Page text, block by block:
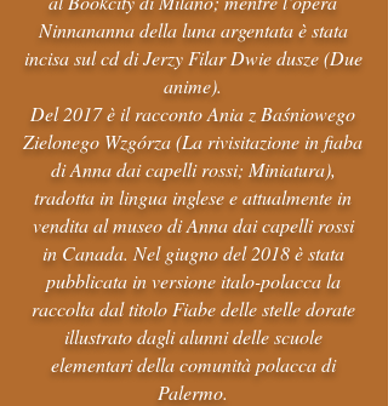
Ninnananna della luna argentata è stata
incisa sul cd di Jerzy Filar Dwie dusze (Due
anime).
Del 2017 è il racconto Ania z Baśniowego
Zielonego Wzgórza (La rivisitazione in fiaba
di Anna dai capelli rossi; Miniatura),
tradotta in lingua inglese e attualmente in
vendita al museo di Anna dai capelli rossi
in Canada. Nel giugno del 2018 è stata
pubblicata in versione italo-polacca la
raccolta dal titolo Fiabe delle stelle dorate
illustrato dagli alunni delle scuole
elementari della comunità polacca di
Palermo.